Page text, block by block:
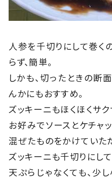
人参を千切りにして巻く
らず、簡単。
しかも、切ったときの断
んかにもおすすめ。
ズッキーニもほくほくサ
お好みでソースとケチャ
混ぜたものをかけていた
ズッキーニも千切りにし
天ぷらじゃなくても、少